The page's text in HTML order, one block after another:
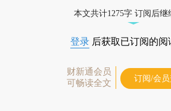
本文共计1275字 订阅后继
登录 后获取已订阅的阅
财新通会员
可畅读全文
订阅/会员